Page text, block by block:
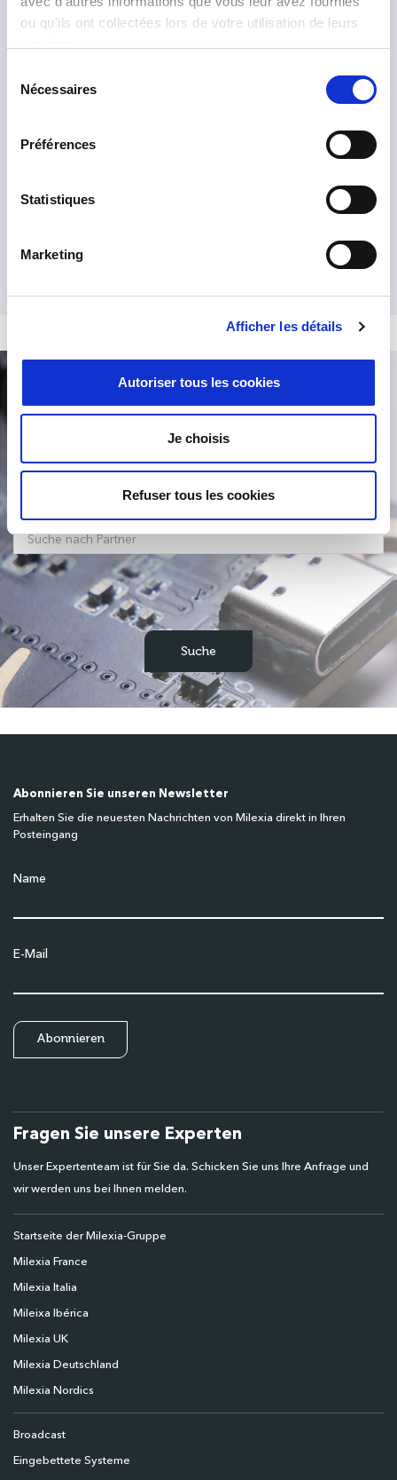
ou qu'ils ont collectées lors de votre utilisation de leurs
Nécessaires
Préférences
Statistiques
Marketing
Afficher les détails
Autoriser tous les cookies
Je choisis
Refuser tous les cookies
Ich habe die gelesen und akzeptiere sie.*
/
Abonnieren Sie unseren Newsletter
Erhalten Sie die neuesten Nachrichten von Milexia direkt in Ihren
Posteingang
Name
E-Mail
Fragen Sie unsere Experten
Unser Expertenteam ist für Sie da. Schicken Sie uns Ihre Anfrage und
wir werden uns bei Ihnen melden.
Startseite der Milexia-Gruppe
Milexia France
Milexia Italia
Mileixa Ibérica
Milexia UK
Milexia Deutschland
Milexia Nordics
Broadcast
Eingebettete Systeme